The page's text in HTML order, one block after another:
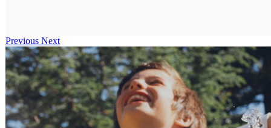
Previous Next